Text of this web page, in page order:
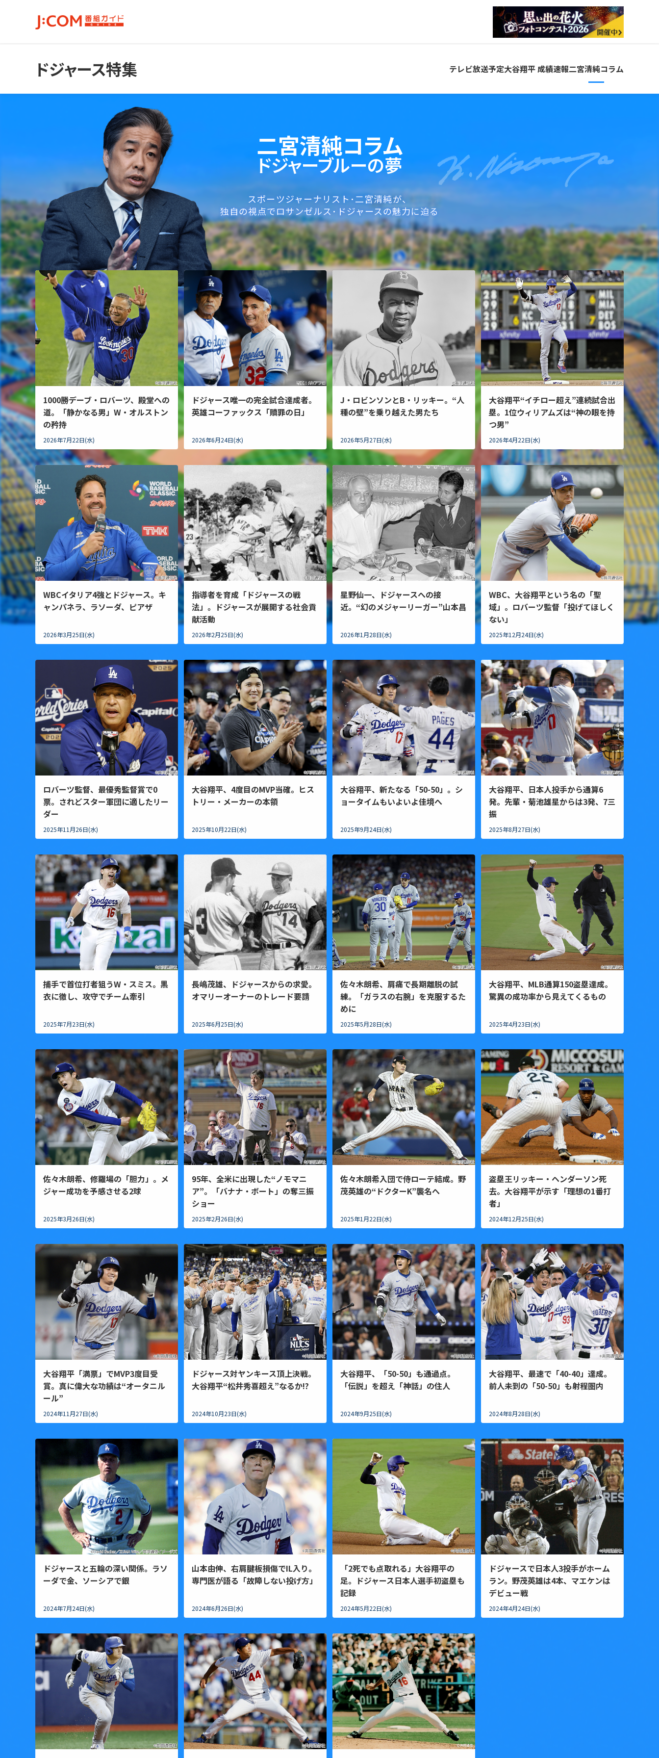
ドジャース特集 テレビ放送予定大谷翔平成績速報二宮清純コラム
二宮清純コラム
ドジャーブルーの夢
スポーツジャーナリスト･二宮清純が、
独自の視点でロサンゼルス･ドジャースの魅力に迫る
1000勝デーブ・ロバーツ、殿堂への
道。「静かなる男」W・オルストン
の矜持
2026年7月22日(水)
ドジャース唯一の完全試合達成者。
英雄コーファックス「贖罪の日」
2026年6月24日(水)
J・ロビンソンとB・リッキー。“人
種の壁”を乗り越えた男たち
2026年5月27日(水)
大谷翔平“イチロー超え”連続試合出
塁。1位ウィリアムズは“神の眼を持
つ男”
2026年4月22日(水)
WBCイタリア4強とドジャース。キ
ャンパネラ、ラソーダ、ピアザ
2026年3月25日(水)
指導者を育成「ドジャースの戦
法」。ドジャースが展開する社会貢
献活動
2026年2月25日(水)
星野仙一、ドジャースへの接
近。“幻のメジャーリーガー”山本昌
2026年1月28日(水)
WBC、大谷翔平という名の「聖
域」。ロバーツ監督「投げてほしく
ない」
2025年12月24日(水)
ロバーツ監督、最優秀監督賞で0
票。されどスター軍団に適したリー
ダー
2025年11月26日(水)
大谷翔平、4度目のMVP当確。ヒス
トリー・メーカーの本領
2025年10月22日(水)
大谷翔平、新たなる「50-50」。シ
ョータイムもいよいよ佳境へ
2025年9月24日(水)
大谷翔平、日本人投手から通算6
発。先輩・菊池雄星からは3発、7三
振
2025年8月27日(水)
捕手で首位打者狙うW・スミス。黒
衣に徹し、攻守でチーム牽引
2025年7月23日(水)
長嶋茂雄、ドジャースからの求愛。
オマリーオーナーのトレード要請
2025年6月25日(水)
佐々木朗希、肩痛で長期離脱の試
練。「ガラスの右腕」を克服するた
めに
2025年5月28日(水)
大谷翔平、MLB通算150盗塁達成。
驚異の成功率から見えてくるもの
2025年4月23日(水)
佐々木朗希、修羅場の「胆力」。メ
ジャー成功を予感させる2球
2025年3月26日(水)
95年、全米に出現した“ノモマニ
ア”。「バナナ・ボート」の奪三振
ショー
2025年2月26日(水)
佐々木朗希入団で侍ローテ結成。野
茂英雄の“ドクターK”襲名へ
2025年1月22日(水)
盗塁王リッキー・ヘンダーソン死
去。大谷翔平が示す「理想の1番打
者」
2024年12月25日(水)
大谷翔平「満票」でMVP3度目受
賞。真に偉大な功績は“オータニル
ール”
2024年11月27日(水)
ドジャース対ヤンキース頂上決戦。
大谷翔平“松井秀喜超え”なるか!?
2024年10月23日(水)
大谷翔平、「50-50」も通過点。
「伝説」を超え「神話」の住人
2024年9月25日(水)
大谷翔平、最速で「40-40」達成。
前人未到の「50-50」も射程圏内
2024年8月28日(水)
ドジャースと五輪の深い関係。ラソ
ーダで金、ソーシアで銀
2024年7月24日(水)
山本由伸、右肩腱板損傷でIL入り。
専門医が語る「故障しない投げ方」
2024年6月26日(水)
「2死でも点取れる」大谷翔平の
足。ドジャース日本人選手初盗塁も
記録
2024年5月22日(水)
ドジャースで日本人3投手がホーム
ラン。野茂英雄は4本、マエケンは
デビュー戦
2024年4月24日(水)